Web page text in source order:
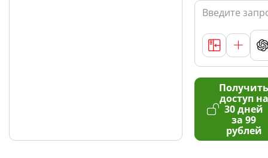
Получить
доступ на
30 дней
за 99
рублей